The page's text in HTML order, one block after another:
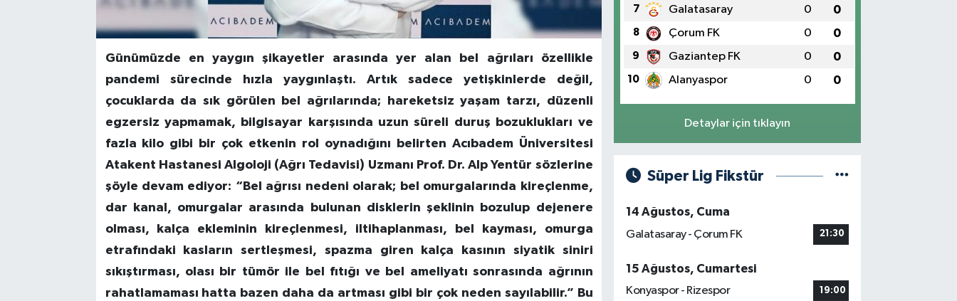
Günümüzde en yaygın şikayetler arasında yer alan bel ağrıları özellikle
pandemi sürecinde hızla yaygınlaştı. Artık sadece yetişkinlerde değil,
çocuklarda da sık görülen bel ağrılarında; hareketsiz yaşam tarzı, düzenli
egzersiz yapmamak, bilgisayar karşısında uzun süreli duruş bozuklukları ve
fazla kilo gibi bir çok etkenin rol oynadığını belirten Acıbadem Üniversitesi
Atakent Hastanesi Algoloji (Ağrı Tedavisi) Uzmanı Prof. Dr. Alp Yentür sözlerine
şöyle devam ediyor: “Bel ağrısı nedeni olarak; bel omurgalarında kireçlenme,
dar kanal, omurgalar arasında bulunan disklerin şeklinin bozulup dejenere
olması, kalça ekleminin kireçlenmesi, iltihaplanması, bel kayması, omurga
etrafındaki kasların sertleşmesi, spazma giren kalça kasının siyatik siniri
sıkıştırması, olası bir tümör ile bel fıtığı ve bel ameliyatı sonrasında ağrının
rahatlamaması hatta bazen daha da artması gibi bir çok neden sayılabilir.” Bu
7 Galatasaray 0 0
8 Çorum FK 0 0
9 Gaziantep FK 0 0
10 Alanyaspor 0 0
Detaylar için tıklayın
Süper Lig Fikstür
14 Ağustos, Cuma
Galatasaray - Çorum FK
21:30
15 Ağustos, Cumartesi
Konyaspor - Rizespor
19:00